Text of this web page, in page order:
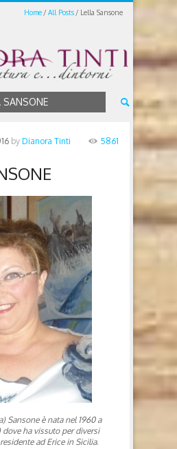
Home All Posts Lella Sansone
SANSONE
by Dianora Tinti 5861
Sansone è nata nel 1960 a
ha vissuto per diversi
ad Erice in Sicilia.